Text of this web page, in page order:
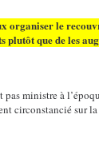
organiser le
plutôt que de les
pas ministre à
circonstancié sur